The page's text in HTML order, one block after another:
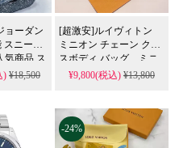
、代行購入や卸売サ
人のお客様から業者
けます。
格優位性
ョーダン
スニーカ
限定版 割
)¥18,500
[超激安]ルイヴィトン
ミニオン チェーン クロ
スボディ バッグ、ミニ
は銀行カード、
でき、チェーン付きク
ロスボディで着用可
能、オリジナルのロゴ
¥9,800(税込) ¥13,800
-24%